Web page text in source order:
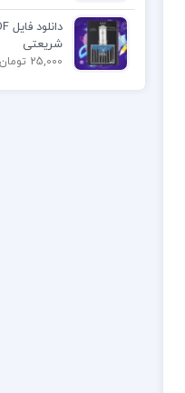
شریعتی
25,000 تومان